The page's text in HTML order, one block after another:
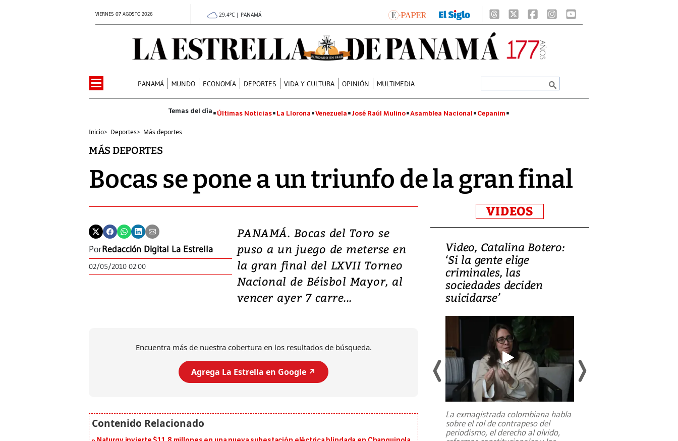
VIERNES 07 AGOSTO 2026 29.4°C | PANAMÁ
PANAMÁ MUNDO ECONOMÍA DEPORTES VIDA Y CULTURA OPINIÓN MULTIMEDIA
Últimas Noticias La Llorona Venezuela José Raúl Mulino Asamblea Nacional Cepanim
Inicio> Deportes> Más deportes
MÁS DEPORTES
Bocas se pone a un triunfo de la gran final
PorRedacción Digital La Estrella
02/05/2010 02:00
PANAMÁ. Bocas del Toro se
puso a un juego de meterse en
la gran final del LXVII Torneo
Nacional de Béisbol Mayor, al
vencer ayer 7 carre...
Encuentra más de nuestra cobertura en los resultados de búsqueda.
Agrega La Estrella en Google ↗️
VIDEOS
Video, Japón: Terremoto
deja heridos y graves
daños en Kumamoto
al sur de Japón, provocando una
Video, Catalina Botero:
‘Si la gente elige
criminales, las
sociedades deciden
suicidarse’
La exmagistrada colombiana habla
sobre el rol de contrapeso del
periodismo, el derecho al olvido,